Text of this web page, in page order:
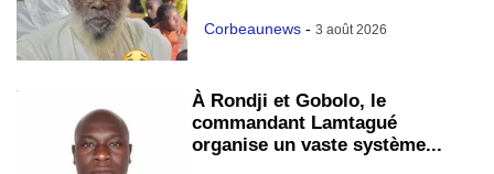
Corbeaunews - 3 août 2026
À Rondji et Gobolo, le
commandant Lamtagué
organise un vaste système...